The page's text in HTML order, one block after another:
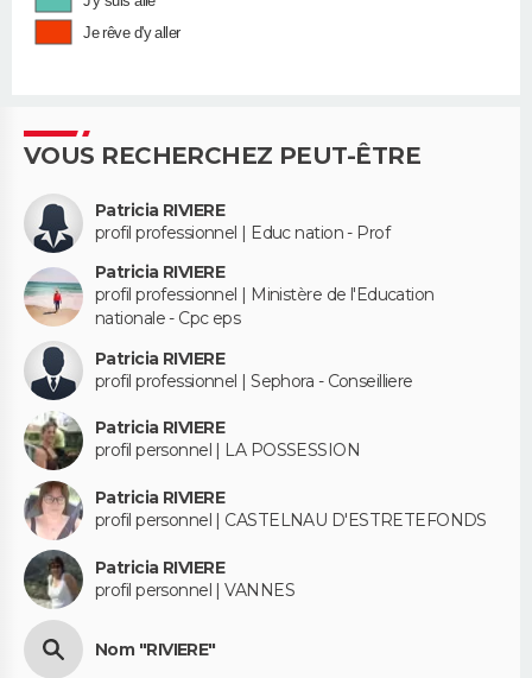
Je rêve d'y aller
VOUS RECHERCHEZ PEUT-ÊTRE
Patricia RIVIERE
profil professionnel | Educ nation - Prof
Patricia RIVIERE
profil professionnel | Ministère de l'Education
nationale - Cpc eps
Patricia RIVIERE
profil professionnel | Sephora - Conseilliere
Patricia RIVIERE
profil personnel | LA POSSESSION
Patricia RIVIERE
profil personnel | CASTELNAU D'ESTRETEFONDS
Patricia RIVIERE
profil personnel | VANNES
Nom "RIVIERE"